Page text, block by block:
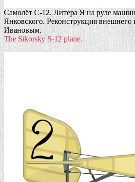
Самолёт С-12. Литера Я на руле
Янковского. Реконструкция
Ивановым.
The Sikorsky S-12 plane.